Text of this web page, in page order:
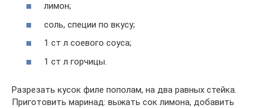
лимон;
соль, специи по вкусу;
1 ст л соевого соуса;
1 ст л горчицы.
Разрезать кусок филе пополам, на два равных стейка.
Приготовить маринад: выжать сок лимона, добавить